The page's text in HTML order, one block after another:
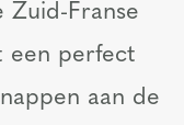
Zuid-Franse
een perfect
aan de